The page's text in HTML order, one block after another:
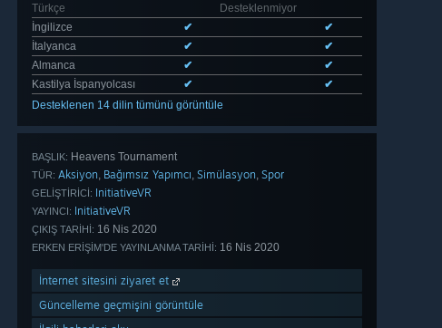
Türkçe
Desteklenmiyor
İngilizce
✔
✔
İtalyanca
✔
✔
Almanca
✔
✔
Kastilya İspanyolcası
✔
✔
Desteklenen 14 dilin tümünü görüntüle
BAŞLIK: Heavens Tournament
TÜR: Aksiyon, Bağımsız Yapımcı, Simülasyon, Spor
GELIŞTIRICI: InitiativeVR
YAYINCI: InitiativeVR
ÇIKIŞ TARIHI: 16 Nis 2020
ERKEN ERIŞIM'DE YAYINLANMA TARIHI: 16 Nis 2020
İnternet sitesini ziyaret et
Güncelleme geçmişini görüntüle